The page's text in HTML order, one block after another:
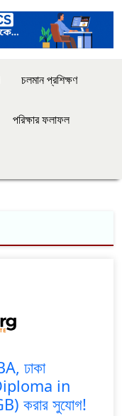
চলমান প্রশিক্ষণ
পরিক্ষার ফলাফল
ঢাকা
in
করার সুযোগ!